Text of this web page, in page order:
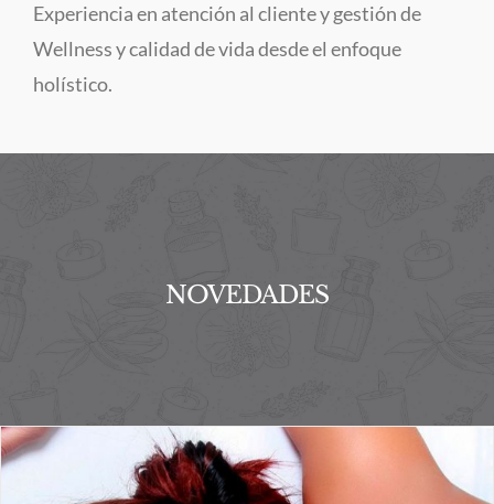
Experiencia en atención al cliente y gestión de
Wellness y calidad de vida desde el enfoque
holístico.
NOVEDADES